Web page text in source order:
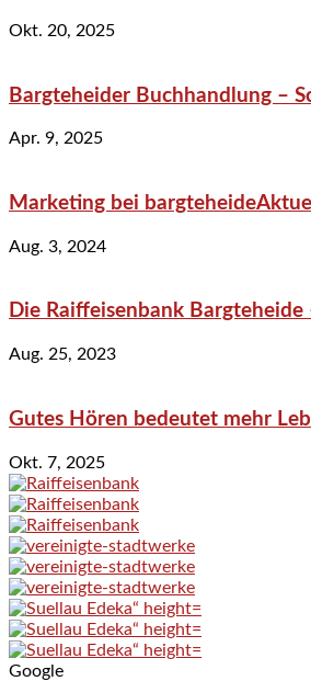
Okt. 20, 2025
Bargteheider Buchhandlung –
Apr. 9, 2025
Marketing bei
Aug. 3, 2024
Die Raiffeisenbank
Aug. 25, 2023
Gutes Hören bedeutet mehr
Okt. 7, 2025
Google